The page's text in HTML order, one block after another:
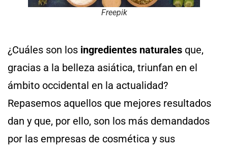
Freepik
¿Cuáles son los ingredientes naturales que,
gracias a la belleza asiática, triunfan en el
ámbito occidental en la actualidad?
Repasemos aquellos que mejores resultados
dan y que, por ello, son los más demandados
por las empresas de cosmética y sus